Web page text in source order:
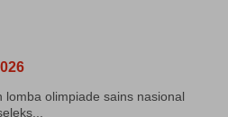
olimpiade sains nasional